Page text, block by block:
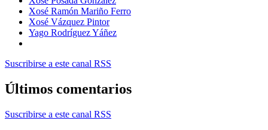
Xosé Ramón Mariño Ferro
Xosé Vázquez Pintor
Yago Rodríguez Yáñez
Suscribirse a este canal RSS
Últimos comentarios
Suscribirse a este canal RSS